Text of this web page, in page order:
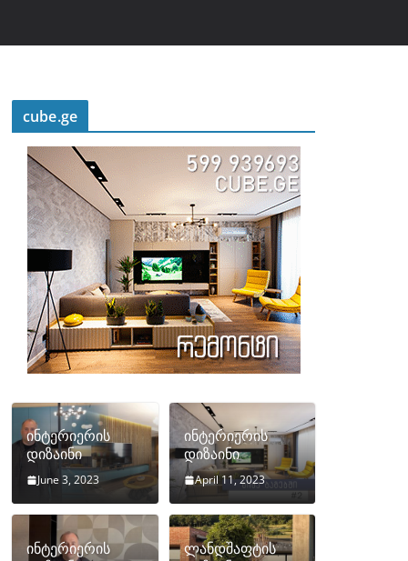
cube.ge
ინტერიერის
დიზაინი
June 3, 2023
ინტერიერის
დიზაინი
April 11, 2023
ინტერიერის
ლანდშაფტის